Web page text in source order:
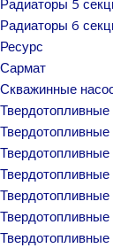
Радиаторы 5
Радиаторы 6
Ресурс
Сармат
Скважинные